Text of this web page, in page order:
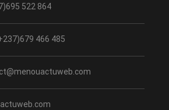
522 864
466 485